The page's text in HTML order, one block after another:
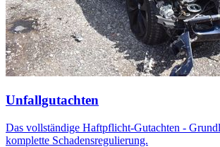
Unfallgutachten
Das vollständige Haftpflicht-Gutachten -
komplette Schadensregulierung.